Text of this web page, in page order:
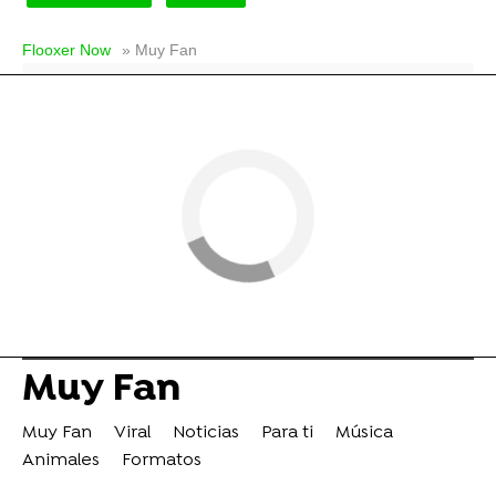
Flooxer Now » Muy Fan
Muy Fan
Muy Fan Viral Noticias Para ti
Música
Animales
Formatos